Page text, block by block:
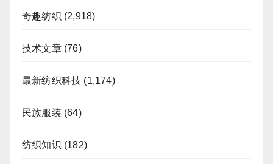
奇趣纺织 (2,918)
技术文章(76)
最新纺织科技 (1,174)
民族服装 (64)
纺织知识 (182)